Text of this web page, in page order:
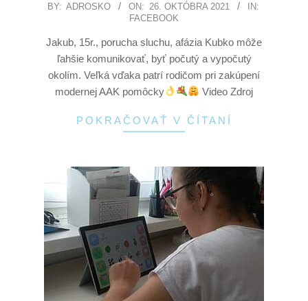
BY: ADROSKO ON: 26. OKTÓBRA 2021
IN:
FACEBOOK
Jakub, 15r., porucha sluchu, afázia Kubko môže
ľahšie komunikovať, byť počutý a vypočutý
okolím. Veľká vďaka patrí rodičom pri zakúpení
modernej AAK pomôcky
Video Zdroj
POKRAČOVAŤ V ČÍTANÍ